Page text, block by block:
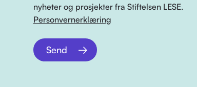
nyheter og prosjekter fra Stiftelsen LESE.
Personvernerklæring
Send